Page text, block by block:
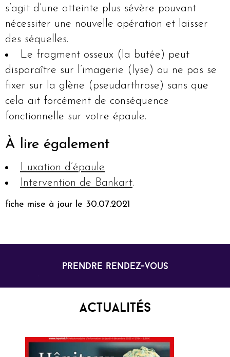
s’agit d’une atteinte plus sévère pouvant
nécessiter une nouvelle opération et laisser
des séquelles.
Le fragment osseux (la butée) peut
disparaître sur l’imagerie (lyse) ou ne pas se
fixer sur la glène (pseudarthrose) sans que
cela ait forcément de conséquence
fonctionnelle sur votre épaule.
À lire également
Luxation d’épaule
Intervention de Bankart.
fiche mise à jour le 30.07.2021
prendre rendez-vous
Actualités